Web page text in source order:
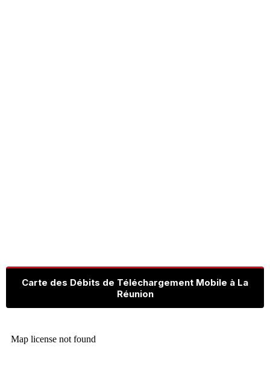
Carte des Débits de Téléchargement Mobile à La
Réunion